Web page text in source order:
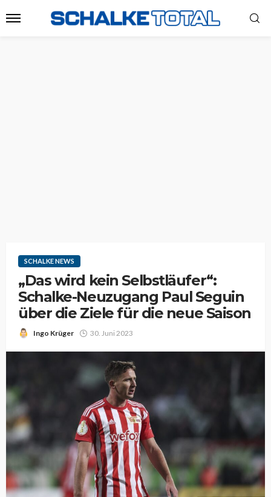
SCHALKE NEWS
„Das wird kein Selbstläufer“:
Schalke-Neuzugang Paul Seguin
über die Ziele für die neue Saison
Ingo Krüger 30. Juni 2023